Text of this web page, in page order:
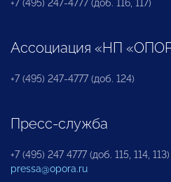
+7 (495) 247-4777 (доб. 116, 117)
Ассоциация «НП
+7 (495) 247-4777 (доб. 124)
Пресс-служба
+7 (495) 247 4777 (доб. 115, 114, 113)
pressa@opora.ru